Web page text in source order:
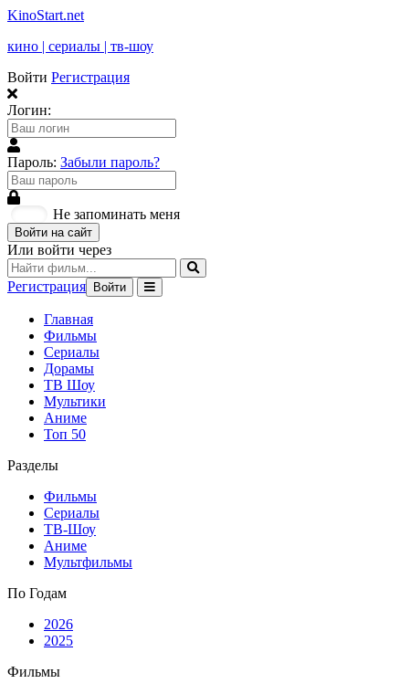
KinoStart.net
кино | сериалы | тв-шоу
Войти Регистрация
Логин:
Пароль: Забыли пароль?
Не запоминать меня
Войти на сайт
Или войти через
Регистрация Войти
Главная
Фильмы
Сериалы
Дорамы
ТВ Шоу
Мультики
Аниме
Топ 50
Разделы
Фильмы
Сериалы
ТВ-Шоу
Аниме
Мультфильмы
По Годам
2026
2025
Фильмы